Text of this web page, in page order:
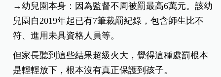
→幼兒園本身：因為監督不周被罰最高6萬元。該幼
兒園自2019年起已有7筆裁罰紀錄，包含師生比不
符、進用未具資格人員等。
但家長聽到這些結果超級火大，覺得這種處罰根本
是輕輕放下，根本沒有真正保護到孩子。